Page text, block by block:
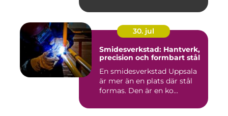
30. jul
Smidesverkstad: Hantverk,
precision och formbart stål
En smidesverkstad Uppsala
är mer än en plats där stål
formas. Den är en ko...